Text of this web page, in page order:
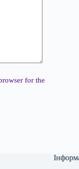
for the